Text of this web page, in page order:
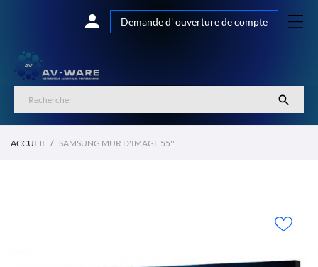
 Demande d' ouverture de compte

ACCUEIL SAMSUNG MUR D'IMAGE 55''